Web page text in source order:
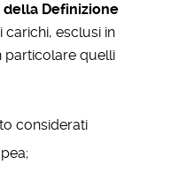
Definizione
esclusi in
particolare quelli
considerati